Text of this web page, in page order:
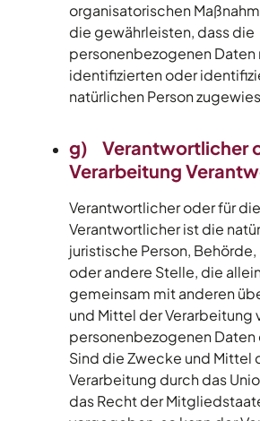
organisatorischen
die gewährleisten, dass die
personenbezogenen Daten
identifizierten oder
natürlichen Person
g) Verantwortlicher
Verarbeitung
Verantwortlicher oder für
Verantwortlicher ist die
juristische Person,
oder andere Stelle, die
gemeinsam mit anderen
und Mittel der Verarbeitung
personenbezogenen
Sind die Zwecke und Mittel
Verarbeitung durch das
das Recht der